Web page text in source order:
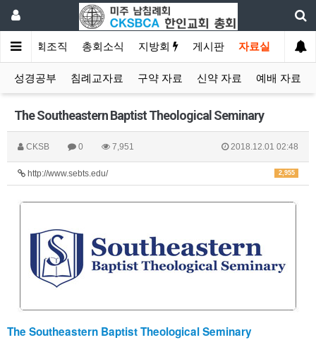
총회조직 총회소식 지방회 게시판 자료실
성경공부 침례교자료 구약 자료 신약 자료 예배 자료
The Southeastern Baptist Theological Seminary
CKSB 0 7,951 2018.12.01 02:48
2,955
http://www.sebts.edu/
The Southeastern Baptist Theological Seminary